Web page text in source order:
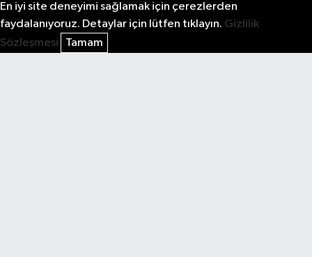
En iyi site deneyimi sağlamak için çerezlerden
faydalanıyoruz. Detaylar için lütfen tıklayın. Gizlilik
Sözleşmesi
Tamam